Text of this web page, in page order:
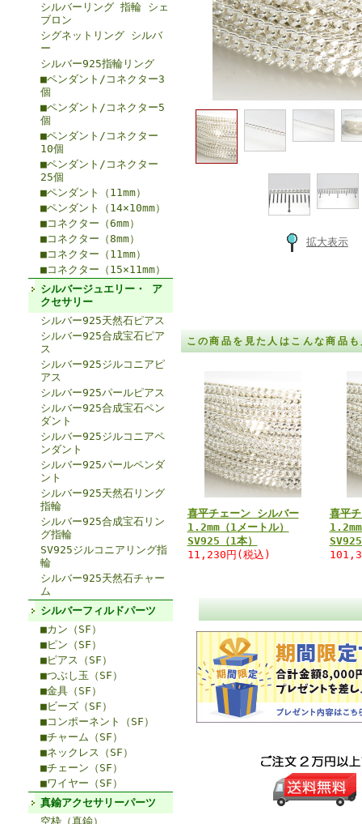
シルバーリング 指輪 シェ
ブロン
シグネットリング シルバ
ー
シルバー925指輪リング
■ペンダント/コネクター3
個
■ペンダント/コネクター5
個
■ペンダント/コネクター
10個
■ペンダント/コネクター
25個
■ペンダント（11mm）
■ペンダント（14×10mm）
■コネクター（6mm）
■コネクター（8mm）
■コネクター（11mm）
■コネクター（15×11mm）
シルバージュエリー・ ア
クセサリー
シルバー925天然石ピアス
シルバー925合成宝石ピア
ス
シルバー925ジルコニアピ
アス
シルバー925パールピアス
シルバー925合成宝石ペン
ダント
シルバー925ジルコニアペ
ンダント
シルバー925パールペンダ
ント
シルバー925天然石リング
指輪
シルバー925合成宝石リン
グ指輪
SV925ジルコニアリング指
輪
シルバー925天然石チャー
ム
シルバーフィルドパーツ
■カン（SF）
■ピン（SF）
■ピアス（SF）
■つぶし玉（SF）
■金具（SF）
■ビーズ（SF）
■コンポーネント（SF）
■チャーム（SF）
■ネックレス（SF）
■チェーン（SF）
■ワイヤー（SF）
真鍮アクセサリーパーツ
空枠（真鍮）
拡大表示
この商品を見た人はこんな商品
喜平チェーン シルバー
1.2mm（1メートル）
SV925（1本）
11,230円(税込)
喜平